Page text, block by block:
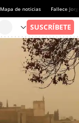
Mapa de noticias Fallece